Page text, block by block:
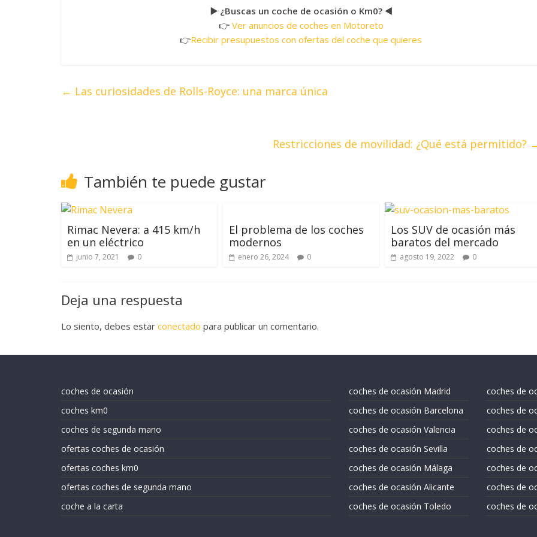
▶️ ¿Buscas un coche de ocasión o Km0? ◀️
👉 Ver anuncios de coches en Motoreto
👉Recibir presupuestos con ofertas del coche que quieres
← Las curiosidades de Rolls-Royce: una marca única
Restricciones de movilidad: ¿Qué está permitido?
También te puede gustar
Rimac Nevera: a 415 km/h
en un eléctrico
junio 7, 2021 0
El problema de los coches
modernos
enero 26, 2024 0
Los SUV de ocasión más
baratos del mercado
agosto 19, 2022 0
Deja una respuesta
Lo siento, debes estar conectado para publicar un comentario.
coches de ocasión
coches km0
coches de segunda mano
ofertas coches de ocasión
ofertas coches km0
ofertas coches de segunda mano
coche a la carta
coches de ocasión Madrid
coches de ocasión Barcelona
coches de ocasión Valencia
coches de ocasión Sevilla
coches de ocasión Málaga
coches de ocasión Alicante
coches de ocasión Toledo
coches de
coches de
coches de
coches de
coches de
coches de
coches de